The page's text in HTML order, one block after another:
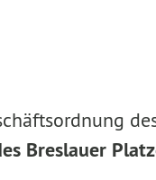
Breslauer